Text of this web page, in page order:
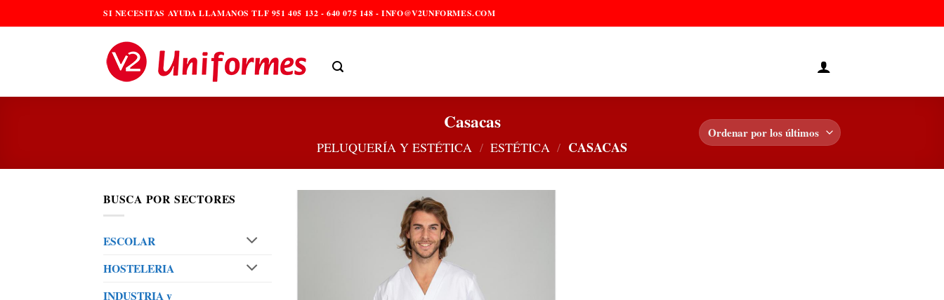
al
SI NECESITAS AYUDA LLAMANOS TLF 951 405 132 - 640 075 148 - INFO@V2UNFORMES.COM
Casacas
PELUQUERÍA Y ESTÉTICA / ESTÉTICA / CASACAS
BUSCA POR SECTORES
ESCOLAR
HOSTELERIA
INDUSTRIA y